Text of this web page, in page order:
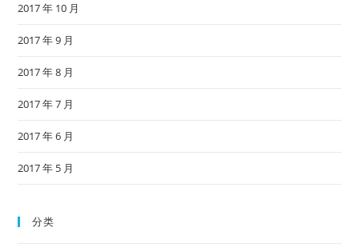
2017 年 10 月
2017 年 9 月
2017 年 8 月
2017 年 7 月
2017 年 6 月
2017 年 5 月
分类